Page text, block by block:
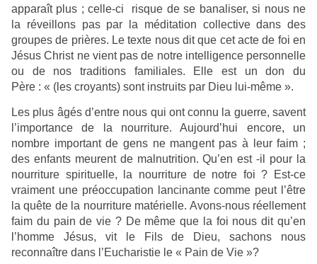
apparaît plus ; celle-ci risque de se banaliser, si nous ne
la réveillons pas par la méditation collective dans des
groupes de prières. Le texte nous dit que cet acte de foi en
Jésus Christ ne vient pas de notre intelligence personnelle
ou de nos traditions familiales. Elle est un don du
Père : « (les croyants) sont instruits par Dieu lui-même ».
Les plus âgés d’entre nous qui ont connu la guerre, savent
l’importance de la nourriture. Aujourd’hui encore, un
nombre important de gens ne mangent pas à leur faim ;
des enfants meurent de malnutrition. Qu’en est -il pour la
nourriture spirituelle, la nourriture de notre foi ? Est-ce
vraiment une préoccupation lancinante comme peut l’être
la quête de la nourriture matérielle. Avons-nous réellement
faim du pain de vie ? De même que la foi nous dit qu’en
l’homme Jésus, vit le Fils de Dieu, sachons nous
reconnaître dans l’Eucharistie le « Pain de Vie »?